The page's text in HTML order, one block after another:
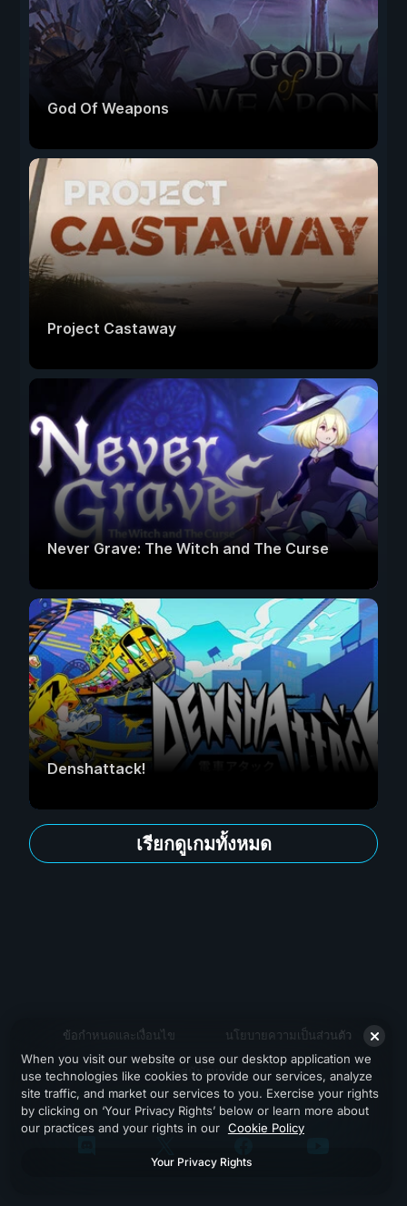
God Of Weapons
Project Castaway
Never Grave: The Witch and The Curse
Denshattack!
เรียกดูเกมทั้งหมด
ข้อกำหนดและเงื่อนไข นโยบายความเป็นส่วนตัว
สนับสนุน
When you visit our website or use our desktop application we
use technologies like cookies to provide our services, analyze
site traffic, and market our services to you. Exercise your rights
by clicking on ‘Your Privacy Rights’ below or learn more about
our practices and your rights in our Cookie Policy
Your Privacy Rights